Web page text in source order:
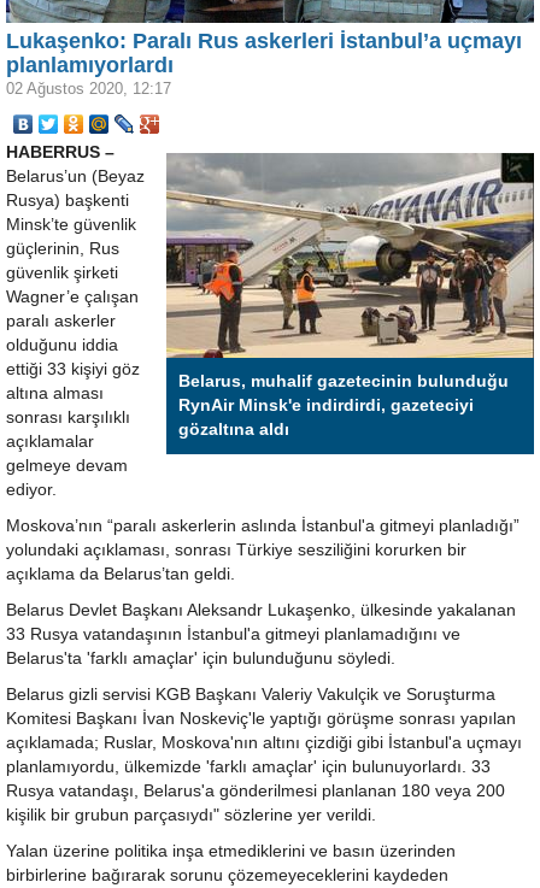
Lukaşenko: Paralı Rus askerleri İstanbul’a uçmayı
planlamıyorlardı
02 Ağustos 2020, 12:17
Belarus, muhalif gazetecinin bulunduğu
RynAir Minsk'e indirdirdi, gazeteciyi
gözaltına aldı
HABERRUS –
Belarus’un (Beyaz
Rusya) başkenti
Minsk’te güvenlik
güçlerinin, Rus
güvenlik şirketi
Wagner’e çalışan
paralı askerler
olduğunu iddia
ettiği 33 kişiyi göz
altına alması
sonrası karşılıklı
açıklamalar
gelmeye devam
ediyor.
Moskova’nın “paralı askerlerin aslında İstanbul'a gitmeyi planladığı”
yolundaki açıklaması, sonrası Türkiye sesziliğini korurken bir
açıklama da Belarus’tan geldi.
Belarus Devlet Başkanı Aleksandr Lukaşenko, ülkesinde yakalanan
33 Rusya vatandaşının İstanbul'a gitmeyi planlamadığını ve
Belarus'ta 'farklı amaçlar' için bulunduğunu söyledi.
Belarus gizli servisi KGB Başkanı Valeriy Vakulçik ve Soruşturma
Komitesi Başkanı İvan Noskeviç'le yaptığı görüşme sonrası yapılan
açıklamada; Ruslar, Moskova'nın altını çizdiği gibi İstanbul'a uçmayı
planlamıyordu, ülkemizde 'farklı amaçlar' için bulunuyorlardı. 33
Rusya vatandaşı, Belarus'a gönderilmesi planlanan 180 veya 200
kişilik bir grubun parçasıydı" sözlerine yer verildi.
Yalan üzerine politika inşa etmediklerini ve basın üzerinden
birbirlerine bağırarak sorunu çözemeyeceklerini kaydeden